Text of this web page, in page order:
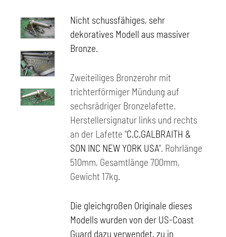
Nicht schussfähiges, sehr
dekoratives Modell aus massiver
Bronze.
Zweiteiliges Bronzerohr mit
trichterförmiger Mündung auf
sechsrädriger Bronzelafette.
Herstellersignatur links und rechts
an der Lafette "C.C.GALBRAITH &
SON INC NEW YORK USA". Rohrlänge
510mm, Gesamtlänge 700mm,
Gewicht 17kg.
Die gleichgroßen Originale dieses
Modells wurden von der US-Coast
Guard dazu verwendet, zu in